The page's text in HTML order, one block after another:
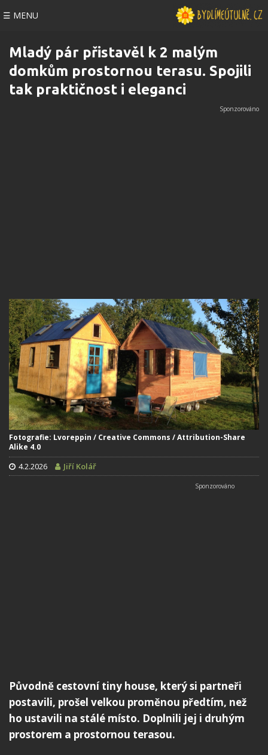
☰ MENU
Mladý pár přistavěl k 2 malým
domkům prostornou terasu. Spojili
tak praktičnost i eleganci
Fotografie: Lvoreppin / Creative Commons / Attribution-Share
Alike 4.0
4.2.2026 Jiří Kolář
Původně cestovní tiny house, který si partneři
postavili, prošel velkou proměnou předtím, než
ho ustavili na stálé místo. Doplnili jej i druhým
prostorem a prostornou terasou.